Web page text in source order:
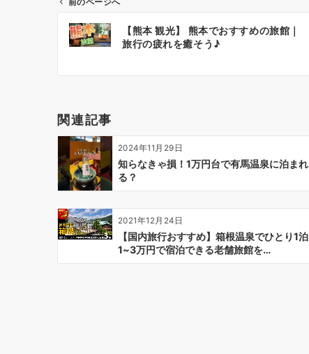
ビ
シ
ョ
ン
【熊本 観光】 熊本でおすすめの旅館｜
旅行の疲れを癒そう♪
関連記事
2024年11月29日
知らなきゃ損！1万円台で有馬温泉に泊まれ
る？
2021年12月24日
【国内旅行おすすめ】箱根温泉でひとり1泊
1~3万円で宿泊できる老舗旅館を…